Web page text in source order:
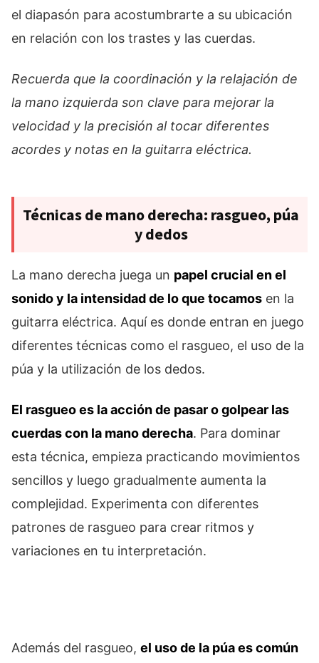
el diapasón para acostumbrarte a su ubicación
en relación con los trastes y las cuerdas.
Recuerda que la coordinación y la relajación de
la mano izquierda son clave para mejorar la
velocidad y la precisión al tocar diferentes
acordes y notas en la guitarra eléctrica.
Técnicas de mano derecha: rasgueo, púa
y dedos
La mano derecha juega un papel crucial en el
sonido y la intensidad de lo que tocamos en la
guitarra eléctrica. Aquí es donde entran en juego
diferentes técnicas como el rasgueo, el uso de la
púa y la utilización de los dedos.
El rasgueo es la acción de pasar o golpear las
cuerdas con la mano derecha. Para dominar
esta técnica, empieza practicando movimientos
sencillos y luego gradualmente aumenta la
complejidad. Experimenta con diferentes
patrones de rasgueo para crear ritmos y
variaciones en tu interpretación.
Además del rasgueo, el uso de la púa es común